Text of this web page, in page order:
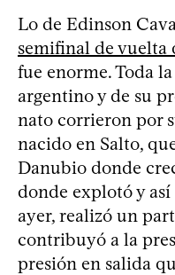
Lo de Edinson
semifinal de vuelta
fue enorme. Toda
argentino y de su
nato corrieron por
nacido en Salto,
Danubio donde
donde explotó y
ayer, realizó un
contribuyó a la
presión en salida